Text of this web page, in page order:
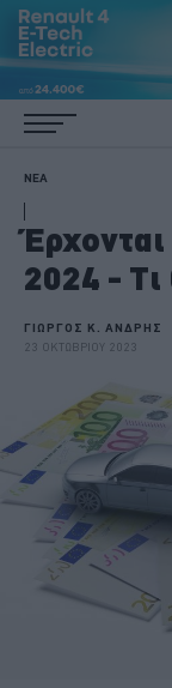
ΝΕΑ
2024 -
ΓΙΩΡΓΟΣ Κ. ΑΝΔΡΗΣ
23 ΟΚΤΩΒΡΙΟΥ 2023